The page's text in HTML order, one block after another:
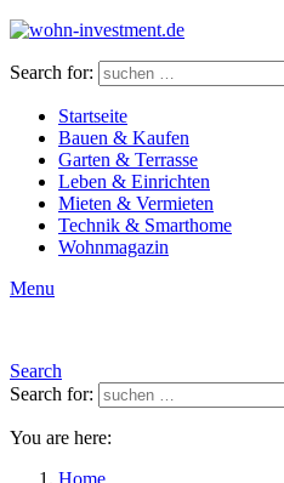
Search for:
Startseite
Bauen & Kaufen
Garten & Terrasse
Leben & Einrichten
Mieten & Vermieten
Technik & Smarthome
Wohnmagazin
Menu
Search
Search for:
You are here:
Home